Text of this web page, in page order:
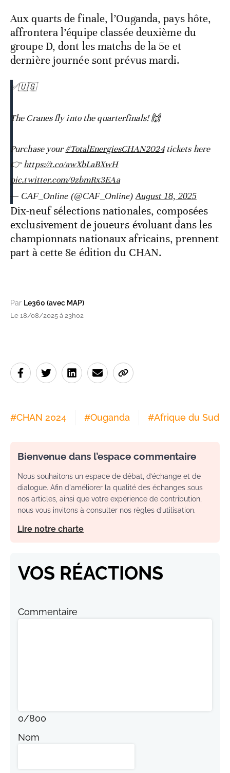
Aux quarts de finale, l’Ouganda, pays hôte,
affrontera l’équipe classée deuxième du
groupe D, dont les matchs de la 5e et
dernière journée sont prévus mardi.
✅🇺🇬
The Cranes fly into the quarterfinals! 🙌
Purchase your#TotalEnergiesCHAN2024tickets here
👉https://t.co/awXbLaBXwH
pic.twitter.com/9zbmRx3EAa
— CAF_Online (@CAF_Online)August 18, 2025
Dix-neuf sélections nationales, composées
exclusivement de joueurs évoluant dans les
championnats nationaux africains, prennent
part à cette 8e édition du CHAN.
Par Le360 (avec MAP)
Le 18/08/2025 à 23h02
#CHAN 2024 #Ouganda #Afrique du Sud
Bienvenue dans l’espace commentaire
Nous souhaitons un espace de débat, d’échange et de
dialogue. Afin d'améliorer la qualité des échanges sous
nos articles, ainsi que votre expérience de contribution,
nous vous invitons à consulter nos règles d’utilisation.
Lire notre charte
VOS RÉACTIONS
Commentaire
0/800
Nom